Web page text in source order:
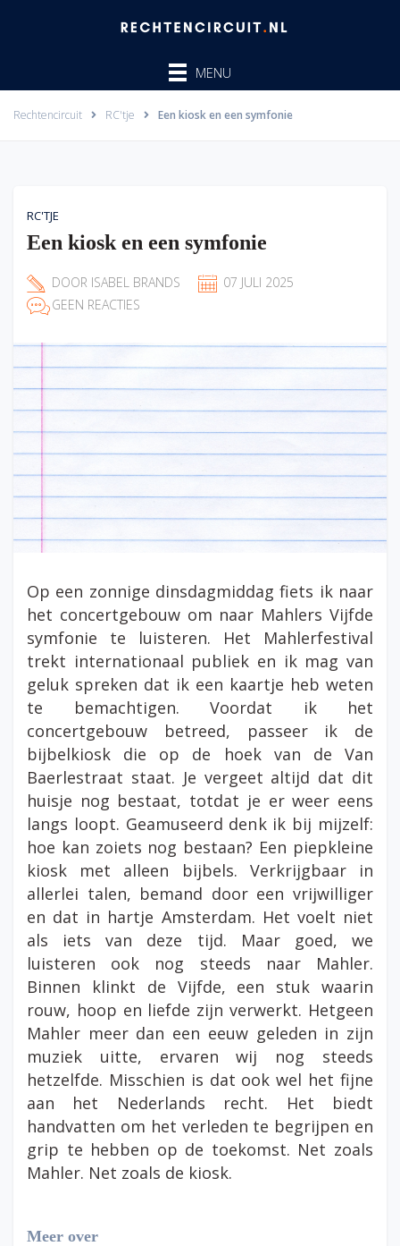
MENU
Rechtencircuit RC'tje Een kiosk en een symfonie
RC'TJE
Een kiosk en een symfonie
DOOR ISABEL BRANDS
07 JULI 2025
GEEN REACTIES
Op een zonnige dinsdagmiddag fiets ik naar
het concertgebouw om naar Mahlers Vijfde
symfonie te luisteren. Het Mahlerfestival
trekt internationaal publiek en ik mag van
geluk spreken dat ik een kaartje heb weten
te bemachtigen. Voordat ik het
concertgebouw betreed, passeer ik de
bijbelkiosk die op de hoek van de Van
Baerlestraat staat. Je vergeet altijd dat dit
huisje nog bestaat, totdat je er weer eens
langs loopt. Geamuseerd denk ik bij mijzelf:
hoe kan zoiets nog bestaan? Een piepkleine
kiosk met alleen bijbels. Verkrijgbaar in
allerlei talen, bemand door een vrijwilliger
en dat in hartje Amsterdam. Het voelt niet
als iets van deze tijd. Maar goed, we
luisteren ook nog steeds naar Mahler.
Binnen klinkt de Vijfde, een stuk waarin
rouw, hoop en liefde zijn verwerkt. Hetgeen
Mahler meer dan een eeuw geleden in zijn
muziek uitte, ervaren wij nog steeds
hetzelfde. Misschien is dat ook wel het fijne
aan het Nederlands recht. Het biedt
handvatten om het verleden te begrijpen en
grip te hebben op de toekomst. Net zoals
Mahler. Net zoals de kiosk.
Meer over